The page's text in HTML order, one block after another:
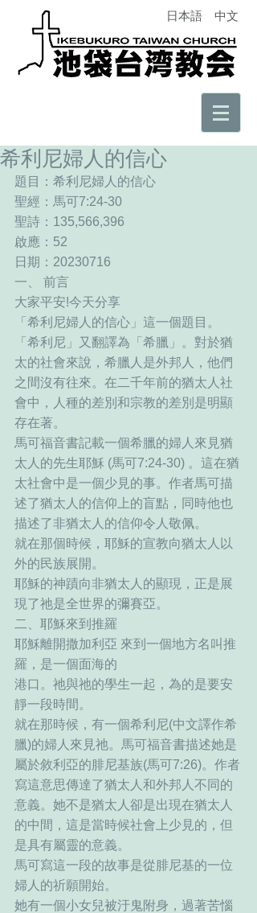
日本語 中文
希利尼婦人的信心
題目：希利尼婦人的信心
聖經：馬可7:24-30
聖詩：135,566,396
啟應：52
日期：20230716
一、 前言
大家平安!今天分享
「希利尼婦人的信心」這一個題目。
「希利尼」又翻譯為「希臘」。對於猶
太的社會來說，希臘人是外邦人，他們
之間沒有往來。在二千年前的猶太人社
會中，人種的差別和宗教的差別是明顯
存在著。
馬可福音書記載一個希臘的婦人來見猶
太人的先生耶穌 (馬可7:24-30) 。這在猶
太社會中是一個少見的事。作者馬可描
述了猶太人的信仰上的盲點，同時他也
描述了非猶太人的信仰令人敬佩。
就在那個時候，耶穌的宣教向猶太人以
外的民族展開。
耶穌的神蹟向非猶太人的顯現，正是展
現了祂是全世界的彌賽亞。
二、耶穌來到推羅
耶穌離開撒加利亞 來到一個地方名叫推
羅，是一個面海的
港口。祂與祂的學生一起，為的是要安
靜一段時間。
就在那時候，有一個希利尼(中文譯作希
臘)的婦人來見祂。馬可福音書描述她是
屬於敘利亞的腓尼基族(馬可7:26)。作者
寫這意思傳達了猶太人和外邦人不同的
意義。她不是猶太人卻是出現在猶太人
的中間，這是當時候社會上少見的，但
是具有屬靈的意義。
馬可寫這一段的故事是從腓尼基的一位
婦人的祈願開始。
她有一個小女兒被汙鬼附身，過著苦惱